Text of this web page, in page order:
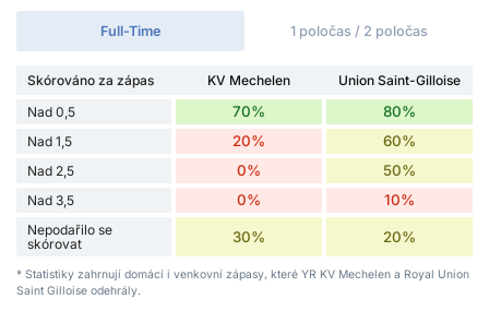
Full-Time 1 poločas / 2 poločas
Skórováno za zápas KV Mechelen
Union Saint-Gilloise
Nad 0,5
70% 80%
Nad 1,5 20% 60%
Nad 2,5 0% 50%
Nad 3,5 0% 10%
Nepodařilo se
skórovat
30% 20%
* Statistiky zahrnují domácí i venkovní zápasy, které YR KV Mechelen a Royal Union
Saint Gilloise odehrály.